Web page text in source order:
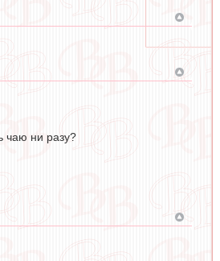
чаю ни разу?